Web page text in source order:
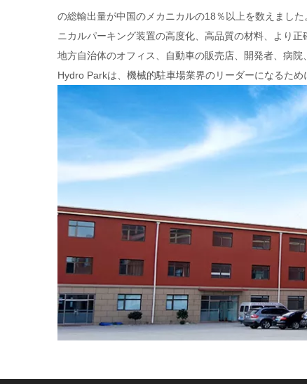
の総輸出量が中国のメカニカルの18％以上を数えまし
ニカルパーキング装置の高度化、高品質の材料、より
地方自治体のオフィス、自動車の販売店、開発者、病
Hydro Parkは、機械的駐車場業界のリーダーになるた